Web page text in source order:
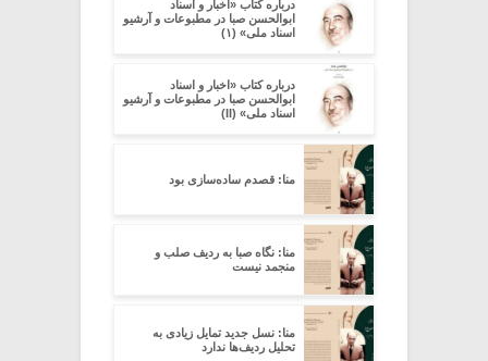
درباره کتاب «اخبار و اسناد
ابوالحسن صبا در مطبوعات و آرشیو
اسناد ملی» (۱)
درباره کتاب «اخبار و اسناد
ابوالحسن صبا در مطبوعات و آرشیو
اسناد ملی» (II)
منا: قصدم ساده‌سازی بود
منا: نگاه صبا به ردیف صلب و
منجمد نیست
منا: نسل جدید تمایل زیادی به
تحلیل ردیف‌ها ندارد